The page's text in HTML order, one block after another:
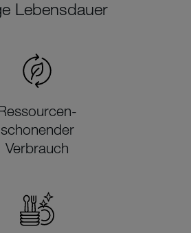
Lebensdauer
schonender
Verbrauch